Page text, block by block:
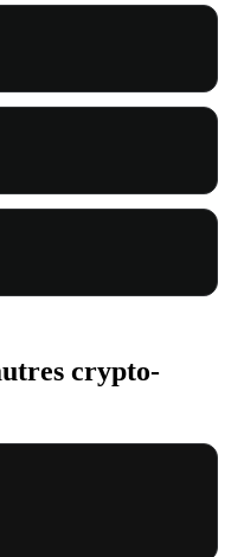
crypto-